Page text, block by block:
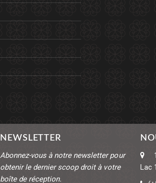
NEWSLETTER
Abonnez-vous à notre newsletter pour
obtenir le dernier scoop droit à votre
boîte de réception.
Lac 1